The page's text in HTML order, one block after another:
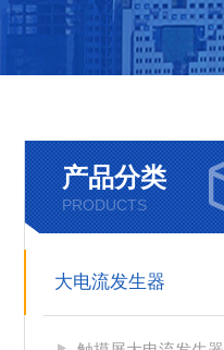
产品分类
PRODUCTS
大电流发生器